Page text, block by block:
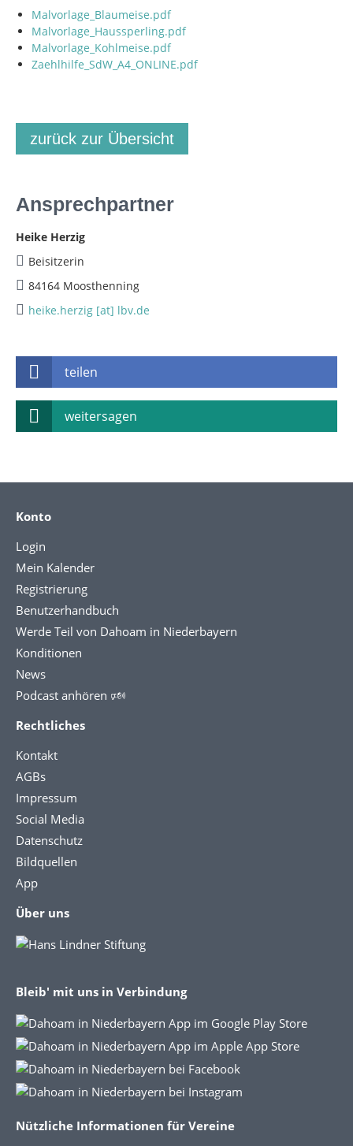
Malvorlage_Blaumeise.pdf
Malvorlage_Haussperling.pdf
Malvorlage_Kohlmeise.pdf
Zaehlhilfe_SdW_A4_ONLINE.pdf
zurück zur Übersicht
Ansprechpartner
Heike Herzig
Beisitzerin
84164 Moosthenning
heike.herzig [at] lbv.de
teilen
weitersagen
Konto
Login
Mein Kalender
Registrierung
Benutzerhandbuch
Werde Teil von Dahoam in Niederbayern
Konditionen
News
Podcast anhören 🕬
Rechtliches
Kontakt
AGBs
Impressum
Social Media
Datenschutz
Bildquellen
App
Über uns
Bleib' mit uns in Verbindung
Nützliche Informationen für Vereine